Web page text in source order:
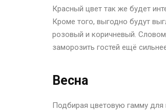
Красный цвет так же будет
Кроме того, выгодно будут
розовый и коричневый.
заморозить гостей ещё
Весна
Подбирая цветовую гамму